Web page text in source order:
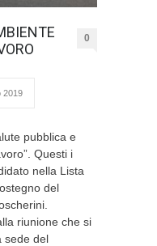
0
2019
pubblica e
Questi i
nella Lista
del
riunione che si
sede del